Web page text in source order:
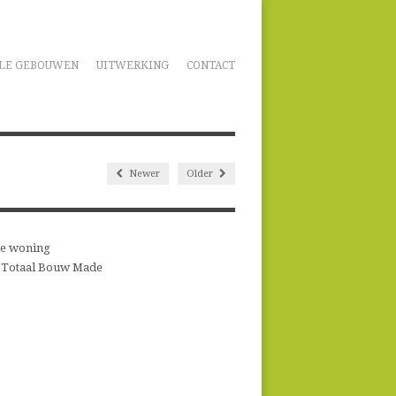
GEBOUWEN UITWERKING CONTACT
Newer Older
woning
Bouw Made